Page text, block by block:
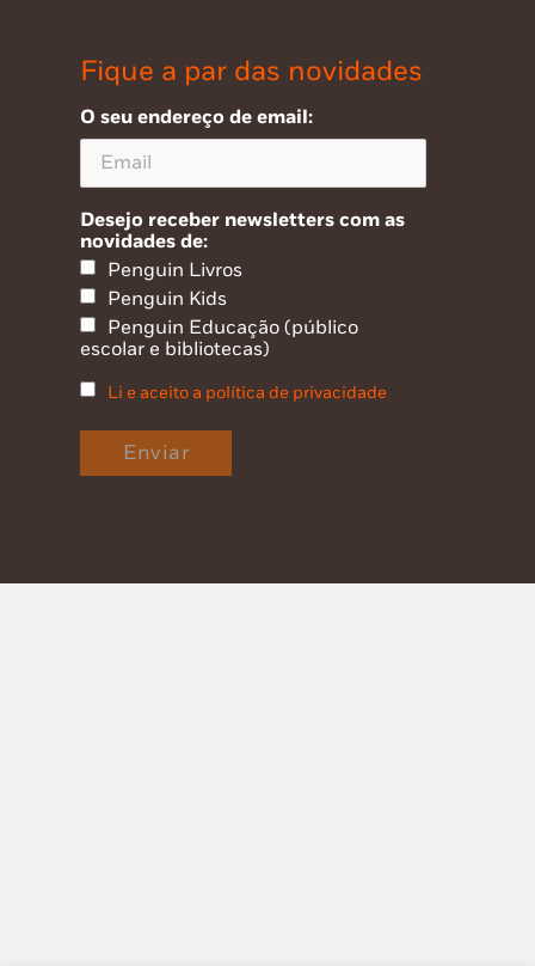
Fique a par das novidades
O seu endereço de email:
Desejo receber newsletters com as
novidades de:
Penguin Livros
Penguin Kids
Penguin Educação (público
escolar e bibliotecas)
Li e aceito a política de privacidade